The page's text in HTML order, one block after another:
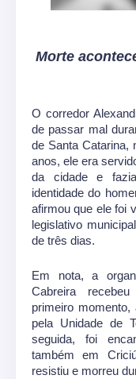
Morte
O corredor
de passar mal
de Santa Catarina,
anos, ele era
da cidade e
identidade do
afirmou que ele foi
legislativo
de três dias.
Em nota, a
Cabreira
primeiro
pela Unidade de
seguida, foi
também em
resistiu e morreu